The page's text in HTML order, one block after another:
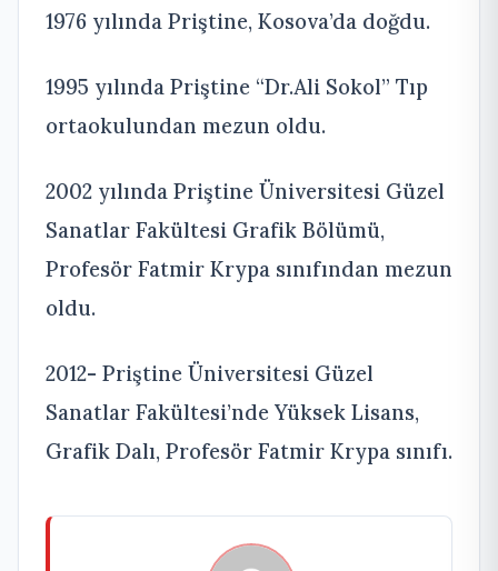
1976 yılında Priştine, Kosova’da doğdu.
1995 yılında Priştine “Dr.Ali Sokol” Tıp
ortaokulundan mezun oldu.
2002 yılında Priştine Üniversitesi Güzel
Sanatlar Fakültesi Grafik Bölümü,
Profesör Fatmir Krypa sınıfından mezun
oldu.
2012- Priştine Üniversitesi Güzel
Sanatlar Fakültesi’nde Yüksek Lisans,
Grafik Dalı, Profesör Fatmir Krypa sınıfı.